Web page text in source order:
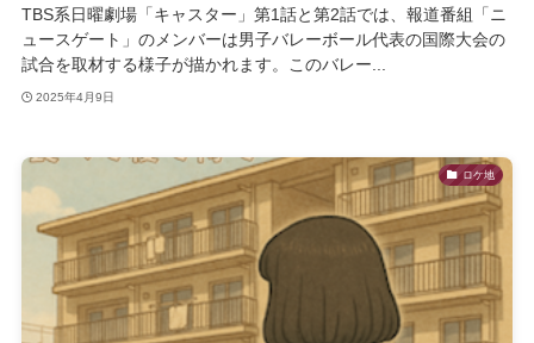
TBS系日曜劇場「キャスター」第1話と第2話では、報道番組「ニ
ュースゲート」のメンバーは男子バレーボール代表の国際大会の
試合を取材する様子が描かれます。このバレー...
2025年4月9日
ロケ地